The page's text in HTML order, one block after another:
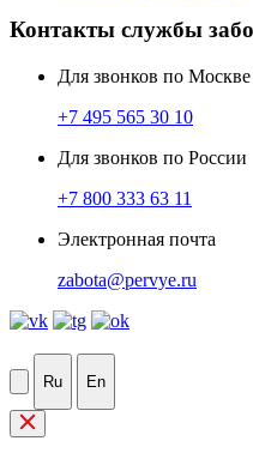
Контакты службы
Для звонков по
+7 495 565 30 10
Для звонков по России
+7 800 333 63 11
Электронная почта
zabota@pervye.ru
Ru En